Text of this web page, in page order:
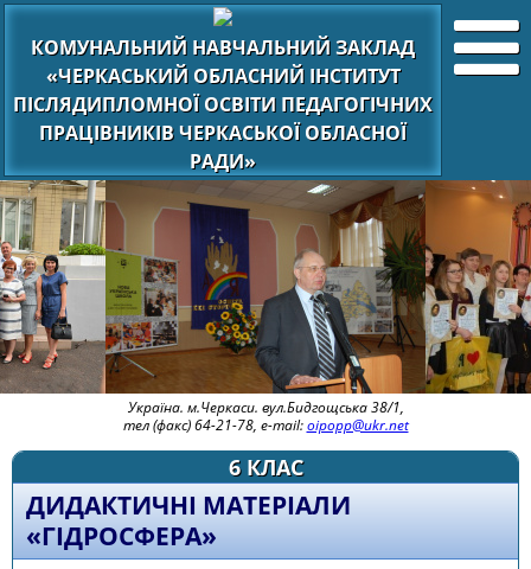
КОМУНАЛЬНИЙ НАВЧАЛЬНИЙ ЗАКЛАД
«ЧЕРКАСЬКИЙ ОБЛАСНИЙ ІНСТИТУТ
ПІСЛЯДИПЛОМНОЇ ОСВІТИ ПЕДАГОГІЧНИХ
ПРАЦІВНИКІВ ЧЕРКАСЬКОЇ ОБЛАСНОЇ
РАДИ»
Україна. м.Черкаси. вул.Бидгощська 38/1,
тел (факс) 64-21-78, e-mail:oipopp@ukr.net
6 КЛАС
ДИДАКТИЧНІ МАТЕРІАЛИ
«ГІДРОСФЕРА»